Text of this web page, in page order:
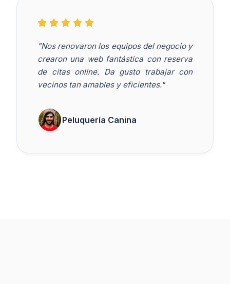
"Nos renovaron los equipos del negocio y
crearon una web fantástica con reserva
de citas online. Da gusto trabajar con
vecinos tan amables y eficientes."
Peluquería Canina